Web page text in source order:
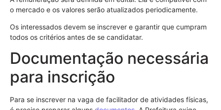
o mercado e os valores serão atualizados periodicamente.
Os interessados devem se inscrever e garantir que cumpram
todos os critérios antes de se candidatar.
Documentação necessária
para inscrição
Para se inscrever na vaga de facilitador de atividades físicas,